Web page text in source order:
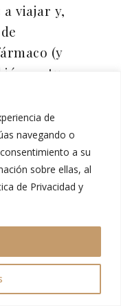
de
navegando o
a su
sobre ellas, al
de Privacidad y
a viajar y,
(y
en tu
siempre, y en
que se le estropee un
enfermo. Y, mucho
que pueda ser
importante vacunarse
de origen, como para
contratar un